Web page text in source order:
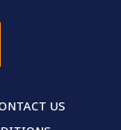
US